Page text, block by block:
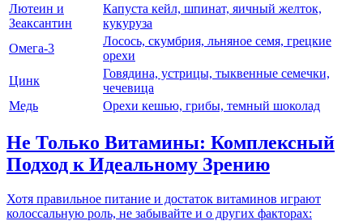
Лютеин и
Зеаксантин
Капуста кейл, шпинат, яичный желток,
кукуруза
Омега-3
Лосось, скумбрия, льняное семя, грецкие
орехи
Цинк
Говядина, устрицы, тыквенные семечки,
чечевица
Медь
Орехи кешью, грибы, темный шоколад
Не Только Витамины: Комплексный
Подход к Идеальному Зрению
Хотя правильное питание и достаток витаминов играют
колоссальную роль, не забывайте и о других факторах: